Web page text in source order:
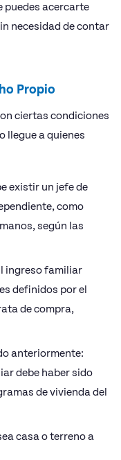
puedes acercarte
necesidad de contar
Propio
ciertas condiciones
llegue a quienes
existir un jefe de
como
según las
ingreso familiar
definidos por el
de compra,
anteriormente:
debe haber sido
de vivienda del
casa o terreno a